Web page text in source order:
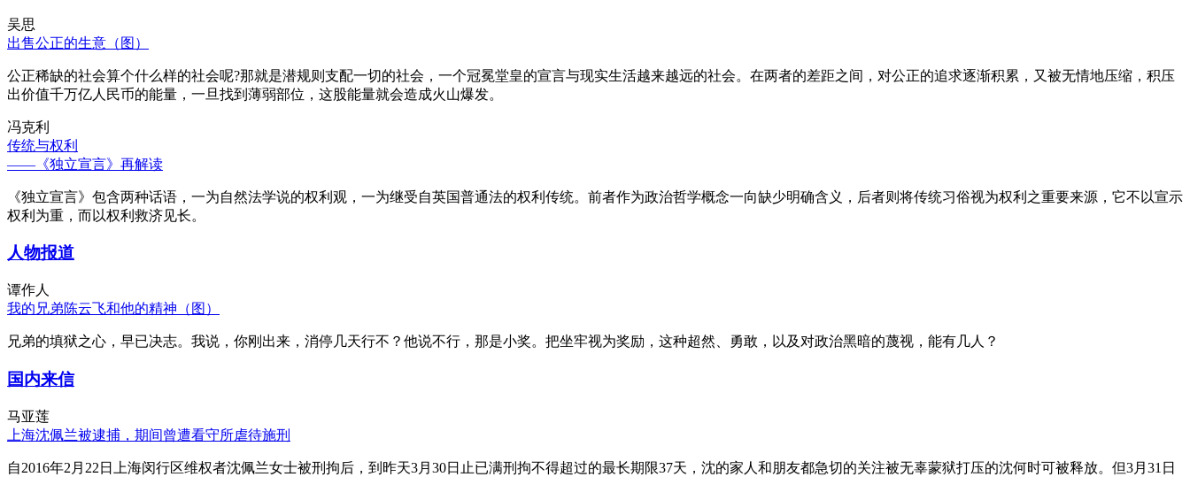
吴思
出售公正的生意（图）
公正稀缺的社会算个什么样的社会呢?那就是潜规则支配一切的社会，一个冠冕堂皇的宣言与现实生活越来越远的社会。在两者的差距之间，对公正的追求逐渐积累，又被无情地压缩，积压
出价值千万亿人民币的能量，一旦找到薄弱部位，这股能量就会造成火山爆发。
冯克利
传统与权利
——《独立宣言》再解读
《独立宣言》包含两种话语，一为自然法学说的权利观，一为继受自英国普通法的权利传统。前者作为政治哲学概念一向缺少明确含义，后者则将传统习俗视为权利之重要来源，它不以宣示
权利为重，而以权利救济见长。
人物报道
谭作人
我的兄弟陈云飞和他的精神（图）
兄弟的填狱之心，早已决志。我说，你刚出来，消停几天行不？他说不行，那是小奖。把坐牢视为奖励，这种超然、勇敢，以及对政治黑暗的蔑视，能有几人？
国内来信
马亚莲
上海沈佩兰被逮捕，期间曾遭看守所虐待施刑
自2016年2月22日上海闵行区维权者沈佩兰女士被刑拘后，到昨天3月30日止已满刑拘不得超过的最长期限37天，沈的家人和朋友都急切的关注被无辜蒙狱打压的沈何时可被释放。但3月31日